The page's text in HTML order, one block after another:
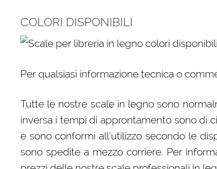
COLORI DISPONIBILI
Per qualsiasi informazione tecnica o
Tutte le nostre scale in legno sono
inversa i tempi di approntamento sono di
e sono conformi all’utilizzo secondo le
sono spedite a mezzo corriere. Per